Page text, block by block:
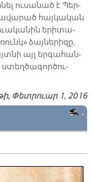
ու­սա­նած է Պեր­
հայ­կա­կան
ե­րի­տա­
ձայ­նե­րի­զը,
այլ եր­գա­հան­
ստեղ­ծա­գոր­ծու­
Փետրուար 1, 2016